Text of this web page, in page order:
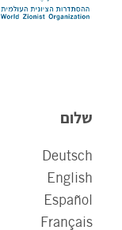
שלום
Deutsch
English
Español
Français